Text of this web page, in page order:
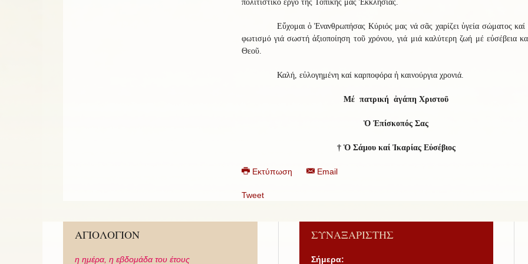
πολιτιστικό ἔργο τῆς Τοπικῆς μας Ἐκκλησίας.
Εὔχομαι ὁ Ἐνανθρωπήσας Κύριός μας νά σᾶς χαρίζει ὑγεία σώματος καί
φωτισμό γιά σωστή ἀξιοποίηση τοῦ χρόνου, γιά μιά καλύτερη ζωή μέ εὐσέβεια
Θεοῦ.
Καλή, εὐλογημένη καί καρποφόρα ἡ καινούργια χρονιά.
Μέ πατρική ἀγάπη Χριστοῦ
Ὁ Ἐπίσκοπός Σας
†Ὁ Σάμου καί Ἰκαρίας Εὐσέβιος
Εκτύπωση Email
Tweet
ΑΓΙΟΛΟΓΙΟΝ
η ημέρα, η εβδομάδα του έτους
ΣΥΝΑΞΑΡΙΣΤΗΣ
Σήμερα: